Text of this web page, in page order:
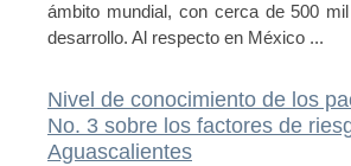
ámbito mundial, con cerca de 500
desarrollo. Al respecto en México ...
Nivel de conocimiento de los
No. 3 sobre los factores de
Aguascalientes